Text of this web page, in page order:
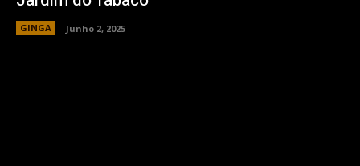
GINGA Junho 2, 2025